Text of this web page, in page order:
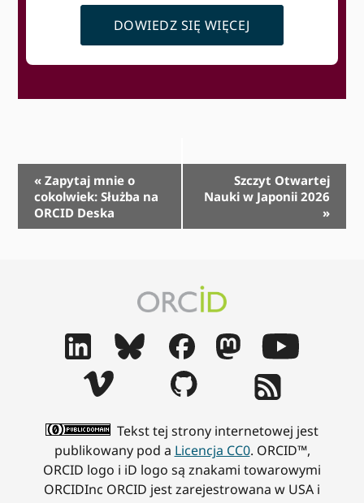
DOWIEDZ SIĘ WIĘCEJ
Nawigacja
zdarzeń
« Zapytaj mnie o
cokolwiek: Służba na
ORCID Deska
Szczyt Otwartej
Nauki w Japonii 2026
»
Tekst tej strony internetowej jest
publikowany pod a Licencja CC0. ORCID™,
ORCID logo i iD logo są znakami towarowymi
ORCIDInc ORCID jest zarejestrowana w USA i